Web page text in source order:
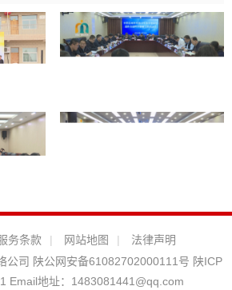
务条款 | 网站地图 |
法律声明
公司 陕公网安备61082702000111号 陕ICP
Email地址： 1483081441@qq.com